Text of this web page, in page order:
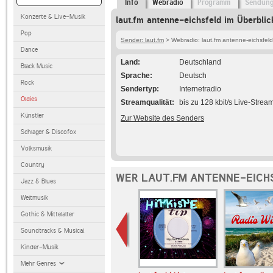
Konzerte & Live-Musik
Pop
Dance
Black Music
Rock
Oldies
Künstler
Schlager & Discofox
Volksmusik
Country
Jazz & Blues
Weltmusik
Gothic & Mittelalter
Soundtracks & Musical
Kinder-Musik
Mehr Genres
Info Webradio Programm
laut.fm antenne-eichsfeld im
Sender: laut.fm > Webradio: laut.fm antenne-eichsfeld
Land
Deutschland
Sprache
Deutsch
Sendertyp
Internetradio
Streamqualität
bis zu 128 kbit/s Live-
Zur Website des Senders
WER LAUT.FM ANTENNE-